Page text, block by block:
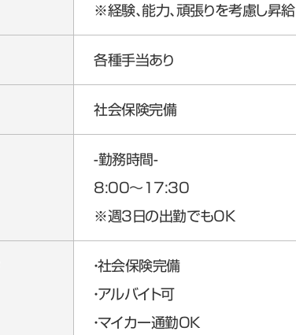
※経験、能力、頑張りを考慮し昇給
各種手当あり
社会保険完備
-勤務時間-
8:00～17:30
※週3日の出勤でもOK
・社会保険完備
・アルバイト可
・マイカー通勤OK